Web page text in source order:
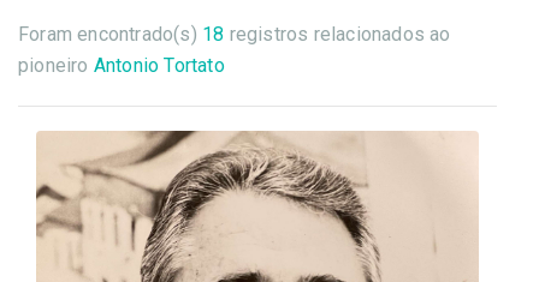
Foram encontrado(s) 18 registros relacionados ao
pioneiro Antonio Tortato